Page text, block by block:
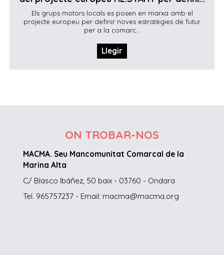
Els grups motors locals es posen en marxa amb el
projecte europeu per definir noves estratègies de futur
per a la comarc...
Llegir
ON TROBAR-NOS
MACMA. Seu Mancomunitat Comarcal de la
Marina Alta
C/ Blasco Ibáñez, 50 baix - 03760 - Ondara
Tel. 965757237 - Email: macma@macma.org